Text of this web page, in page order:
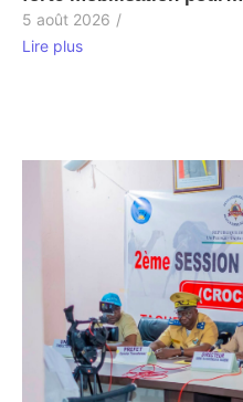
5 août 2026 /
Lire plus